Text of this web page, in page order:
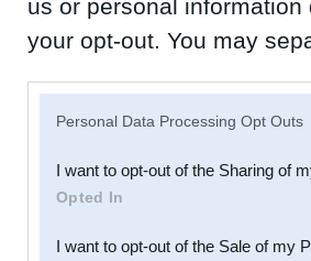
us or personal
your opt-out. You may
Downstream Participants
third parties.
Personal Data Processing Opt Outs
I want to opt-out of the Sharing of
Opted In
I want to opt-out of the Sale of my